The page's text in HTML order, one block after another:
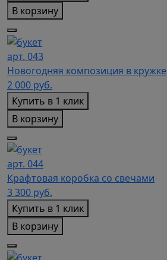
В корзину
арт. 043
Новогодняя композиция в кружке
2 000 руб.
Купить в 1 клик
В корзину
арт. 044
Крафтовая коробка со свечами
3 300 руб.
Купить в 1 клик
В корзину